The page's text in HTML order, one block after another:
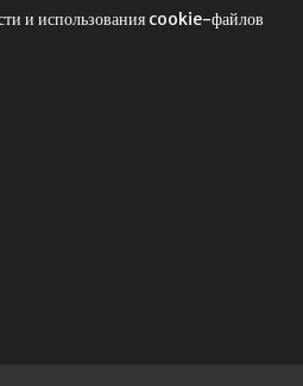
и использования cookie-файлов